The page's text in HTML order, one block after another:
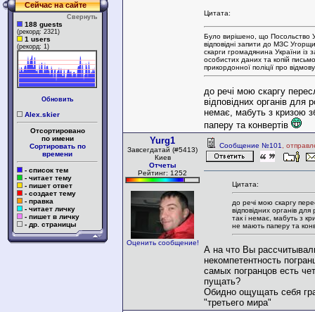
Сейчас на сайте
Свернуть
188 guests
(рекорд: 2321)
1 users
(рекорд: 1)
Обновить
Alex.skier
Отсортировано
по имени
Сортировать по
времени
- список тем
- читает тему
- пишет ответ
- создает тему
- правка
- читает личку
- пишет в личку
- др. страницы
Цитата:
Було вирішено, що Посольство
відповідні запити до МЗС
скарги громадянина України із
особистих даних та копій
прикордонної поліції про відмову
до речі мою скаргу
відповідних органів для
немає, мабуть з кризою
паперу та конвертів
Yurg1
Завсегдатай (#5413)
Киев
Отчеты
Рейтинг: 1252
Оценить сообщение!
Сообщение №101 ,
Цитата:
до речі мою скаргу
відповідних органів для
так і немає, мабуть з
не мають паперу та
А на что Вы
некомпетентность
самых погранцов есть
пущать?
Обидно ощущать себя
"третьего мира"